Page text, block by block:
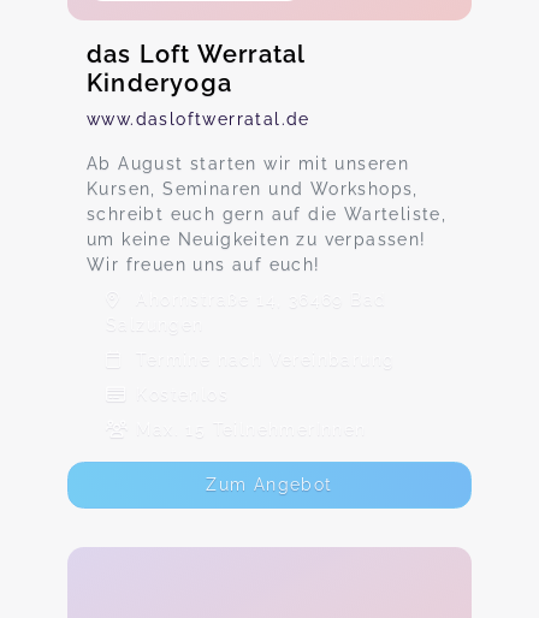
das Loft Werratal
Kinderyoga
www.dasloftwerratal.de
Ab August starten wir mit unseren
Kursen, Seminaren und Workshops,
schreibt euch gern auf die Warteliste,
um keine Neuigkeiten zu verpassen!
Wir freuen uns auf euch!
Ahornstraße 14, 36469 Bad
Salzungen
Termine nach Vereinbarung
Max. 15 TeilnehmerInnen
Zum Angebot